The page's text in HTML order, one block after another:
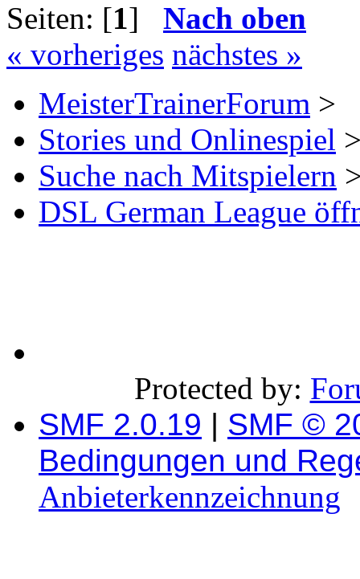
Seiten: [1] Nach oben
« vorheriges nächstes »
MeisterTrainerForum >
Stories und Onlinespiel
Suche nach Mitspielern
DSL German League
Protected by:
SMF 2.0.19 | SMF ©
Bedingungen und
Anbieterkennzeichnung